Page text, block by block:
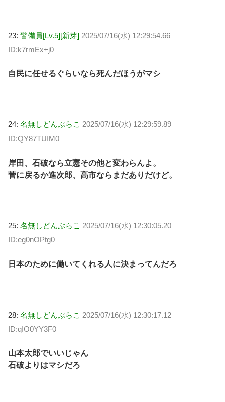
23: 警備員[Lv.5][新芽] 2025/07/16(水) 12:29:54.66
ID:k7rmEx+j0
自民に任せるぐらいなら死んだほうがマシ
24: 名無しどんぶらこ 2025/07/16(水) 12:29:59.89
ID:QY87TUIM0
岸田、石破なら立憲その他と変わらんよ。
菅に戻るか進次郎、高市ならまだありだけど。
25: 名無しどんぶらこ 2025/07/16(水) 12:30:05.20
ID:eg0nOPtg0
日本のために働いてくれる人に決まってんだろ
28: 名無しどんぶらこ 2025/07/16(水) 12:30:17.12
ID:qIO0YY3F0
山本太郎でいいじゃん
石破よりはマシだろ